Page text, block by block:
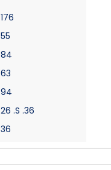
176
55
84
63
94
26 .S .36
36